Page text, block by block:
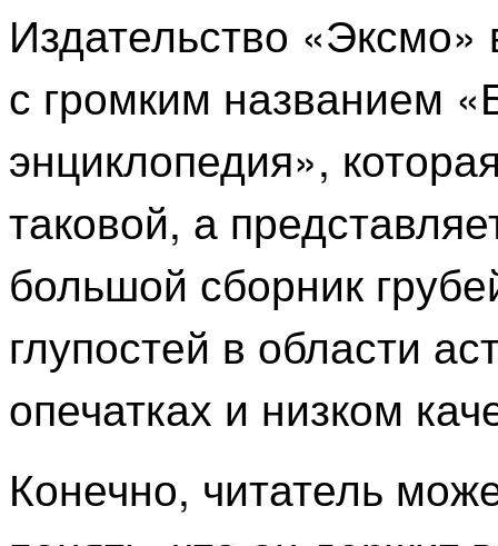
Издательство «Эксмо»
с громким названием
энциклопедия»,
таковой, а
большой сборник
глупостей в области
опечатках и низком
Конечно, читатель